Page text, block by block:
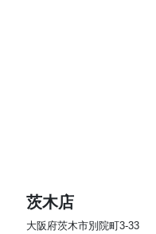
茨木店
大阪府茨木市別院町3-33